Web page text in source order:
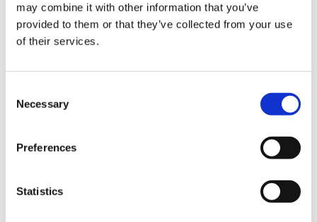
may combine it with other information that you’ve
provided to them or that they’ve collected from your use
of their services.
Selection
Necessary
Preferences
Statistics
Clicca su “Strumenti” nella parte superiore della
finestra del browser e selezionare Opzioni.
pulsante “Impostazioni contenuto” ‘.
Clicca su “Strumenti” nella parte superiore della
quindi fai clic sulla scheda ‘Privacy’.